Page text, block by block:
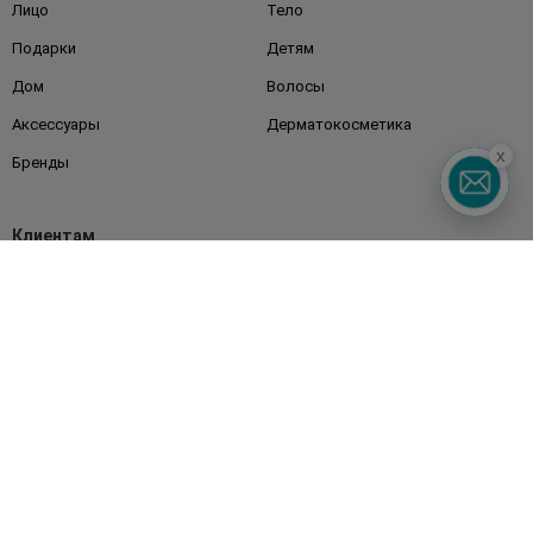
Лицо Тело
Подарки Детям
Дом Волосы
Аксессуары Дерматокосметика
Бренды
Клиентам
x